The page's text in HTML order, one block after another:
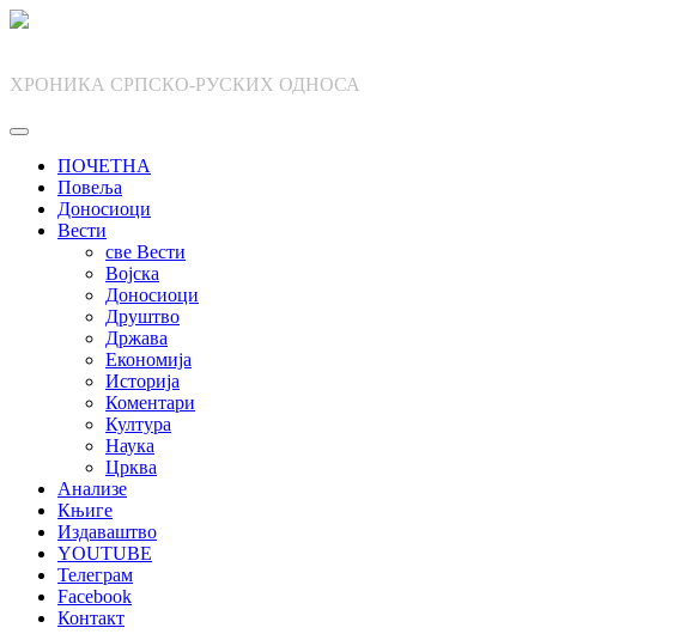
Skip
ХРОНИКА СРПСКО-РУСКИХ ОДНОСА
ПОЧЕТНА
Повеља
Доносиоци
Вести
све Вести
Војска
Доносиоци
Друштво
Држава
Економија
Историја
Коментари
Култура
Наука
Црква
Анализе
Књиге
Издаваштво
YOUTUBE
Телеграм
Facebook
Контакт